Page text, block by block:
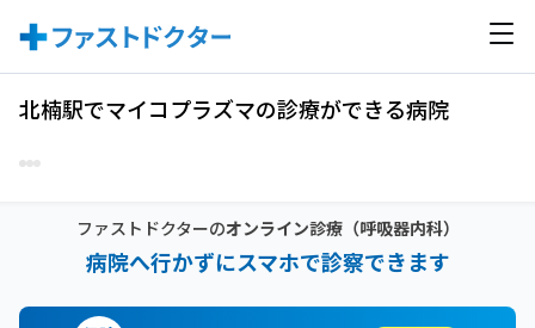
北楠駅でマイコプラズマの診療ができる病院
ファストドクターのオンライン診療（呼吸器内科）
病院へ行かずにスマホで診察できます